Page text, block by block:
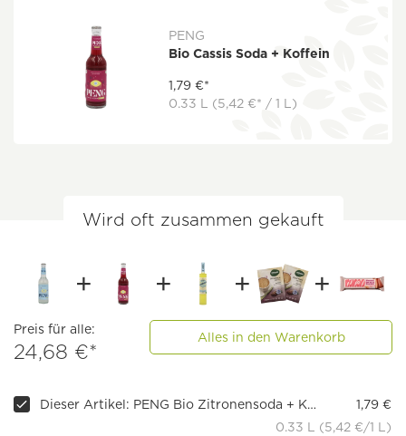
PENG
Bio Cassis Soda + Koffein
1,79 €*
0.33 L (5,42 €* / 1 L)
Wird oft zusammen gekauft
Preis für alle:
24,68 €*
Alles in den Warenkorb
Dieser Artikel: PENG Bio Zitronensoda + Koffein
1,79 €
0.33 L (5,42 €/1 L)